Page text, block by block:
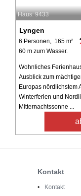
Haus: 9433
Lyngen
6 Personen, 165 m²
60 m zum Wasser.
Wohnliches
Ausblick zum
Europas nördlichstem
Winterferien und
Mitternachtssonne ...
Kontakt
Kontakt